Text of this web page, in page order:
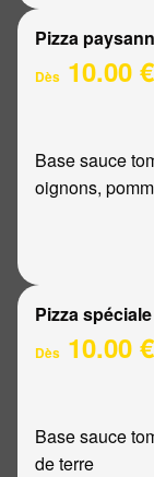
Pizza
Dès 10.00 €
Base sauce
oignons,
Pizza spéciale
Dès 10.00 €
Base sauce
de terre